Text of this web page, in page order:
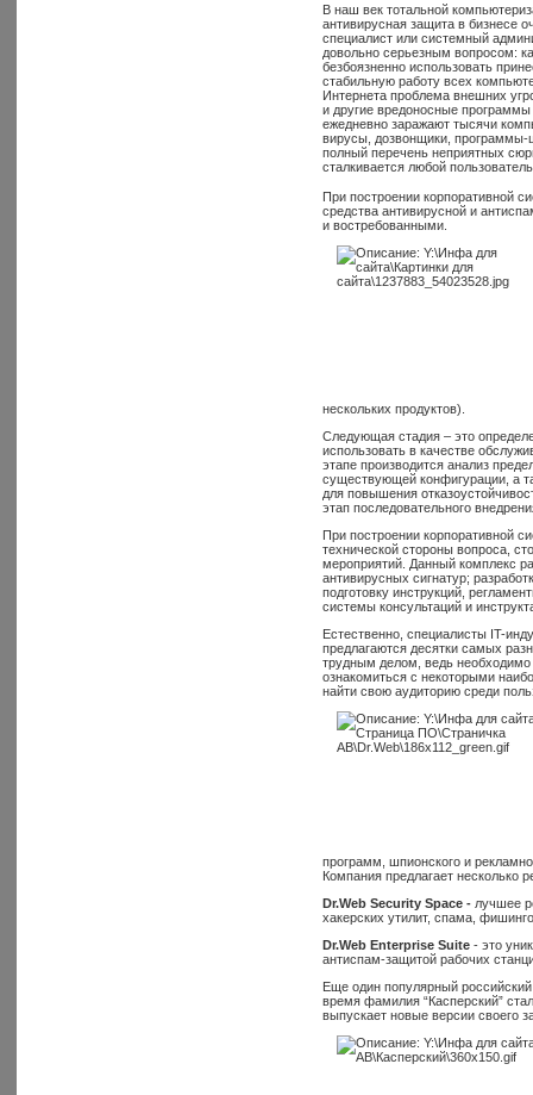
В наш век тотальной
антивирусная защита в бизнесе
специалист или системный
довольно серьезным вопросом:
безбоязненно использовать
стабильную работу всех
Интернета проблема внешних
и другие вредоносные
ежедневно заражают тысячи
вирусы, дозвонщики,
полный перечень неприятных
сталкивается любой
При построении корпоративной
средства антивирусной и
и востребованными.
нескольких продуктов).
Следующая стадия – это
использовать в качестве
этапе производится анализ
существующей конфигурации, а
для повышения
этап последовательного
При построении корпоративной
технической стороны вопроса,
мероприятий. Данный комплекс
антивирусных сигнатур;
подготовку инструкций,
системы консультаций и
Естественно, специалисты IT-
предлагаются десятки самых
трудным делом, ведь необходимо
ознакомиться с некоторыми
найти свою аудиторию среди
программ, шпионского и
Компания предлагает несколько
Dr.Web Security Space - лучшее
хакерских утилит, спама,
Dr.Web Enterprise Suite - это
антиспам-защитой рабочих
Еще один популярный
время фамилия “Касперский”
выпускает новые версии своего